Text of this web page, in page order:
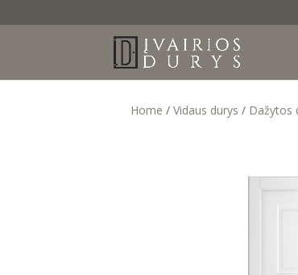
Home / Vidaus durys / Dažytos